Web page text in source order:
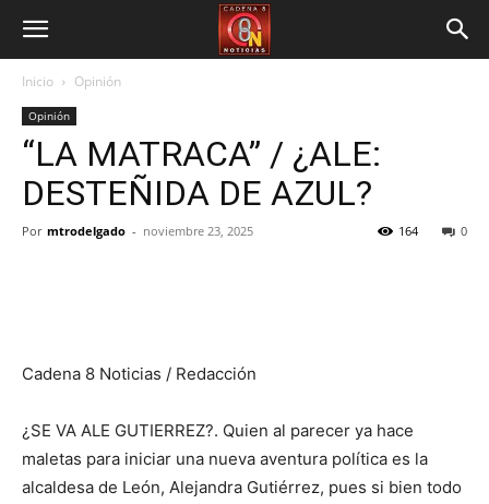
Inicio Opinión
Opinión
“LA MATRACA” / ¿ALE:
DESTEÑIDA DE AZUL?
Por mtrodelgado - noviembre 23, 2025 0
164
Cadena 8 Noticias / Redacción
¿SE VA ALE GUTIERREZ?. Quien al parecer ya hace
maletas para iniciar una nueva aventura política es la
alcaldesa de León, Alejandra Gutiérrez, pues si bien todo